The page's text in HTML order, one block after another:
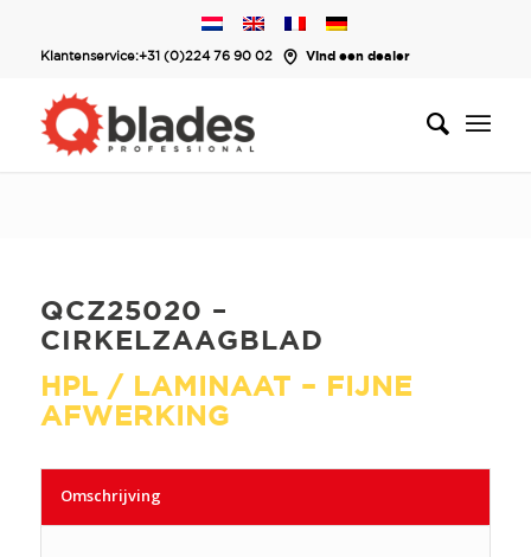
Klantenservice:+31 (0)224 76 90 02 Vind een dealer
QCZ25020 –
CIRKELZAAGBLAD
HPL / LAMINAAT – FIJNE
AFWERKING
Omschrijving